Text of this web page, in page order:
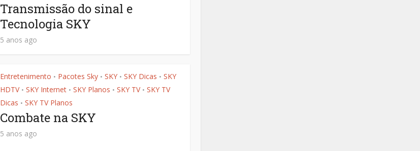
Transmissão do sinal e
Tecnologia SKY
5 anos ago
Entretenimento • Pacotes Sky • SKY • SKY Dicas • SKY
HDTV • SKY Internet • SKY Planos • SKY TV • SKY TV
Dicas • SKY TV Planos
Combate na SKY
5 anos ago